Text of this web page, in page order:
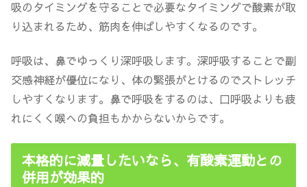
吸のタイミングを守ることで必要なタイミングで酸素が取
り込まれるため、筋肉を伸ばしやすくなるのです。
呼吸は、 鼻でゆっくり深呼吸 します。深呼吸することで副
交感神経が優位になり、体の緊張がとけるのでストレッチ
しやすくなります。鼻で呼吸をするのは、口呼吸よりも疲
れにくく喉への負担もかからないからです。
本格的に減量したいなら、有酸素運動との
併用が効果的